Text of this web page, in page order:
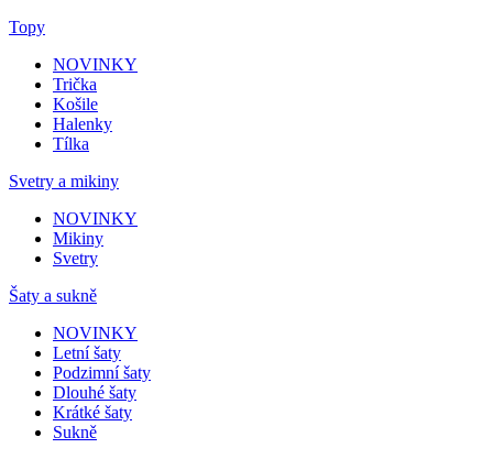
Topy
NOVINKY
Trička
Košile
Halenky
Tílka
Svetry a mikiny
NOVINKY
Mikiny
Svetry
Šaty a sukně
NOVINKY
Letní šaty
Podzimní šaty
Dlouhé šaty
Krátké šaty
Sukně